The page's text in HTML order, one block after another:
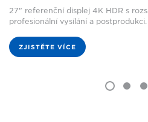
27" referenční displej 4K HDR s
profesionální vysílání a postprodukci.
ZJISTĚTE VÍCE